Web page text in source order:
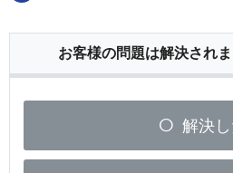
お客様の問題は解決され
解決し